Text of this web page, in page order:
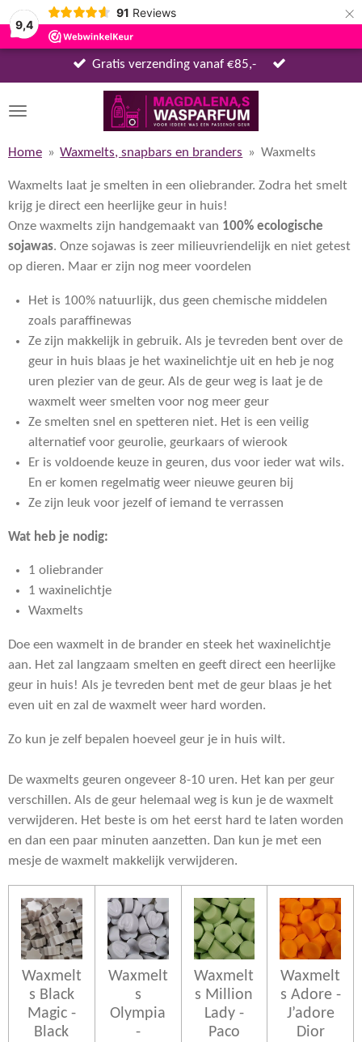
9,4
91 Reviews ×
Gratis verzending vanaf €85,-
Home » Waxmelts, snapbars en branders » Waxmelts
Waxmelts laat je smelten in een oliebrander. Zodra het smelt
krijg je direct een heerlijke geur in huis!
Onze waxmelts zijn handgemaakt van 100% ecologische
sojawas. Onze sojawas is zeer milieuvriendelijk en niet getest
op dieren. Maar er zijn nog meer voordelen
Het is 100% natuurlijk, dus geen chemische middelen
zoals paraffinewas
Ze zijn makkelijk in gebruik. Als je tevreden bent over de
geur in huis blaas je het waxinelichtje uit en heb je nog
uren plezier van de geur. Als de geur weg is laat je de
waxmelt weer smelten voor nog meer geur
Ze smelten snel en spetteren niet. Het is een veilig
alternatief voor geurolie, geurkaars of wierook
Er is voldoende keuze in geuren, dus voor ieder wat wils.
En er komen regelmatig weer nieuwe geuren bij
Ze zijn leuk voor jezelf of iemand te verrassen
Wat heb je nodig:
1 oliebrander
1 waxinelichtje
Waxmelts
Doe een waxmelt in de brander en steek het waxinelichtje
aan. Het zal langzaam smelten en geeft direct een heerlijke
geur in huis! Als je tevreden bent met de geur blaas je het
even uit en zal de waxmelt weer hard worden.
Zo kun je zelf bepalen hoeveel geur je in huis wilt.
De waxmelts geuren ongeveer 8-10 uren. Het kan per geur
verschillen. Als de geur helemaal weg is kun je de waxmelt
verwijderen. Het beste is om het eerst hard te laten worden
en dan een paar minuten aanzetten. Dan kun je met een
mesje de waxmelt makkelijk verwijderen.
Waxmelt
s Black
Magic -
Black
Waxmelt
s
Olympia
-
Waxmelt
s Million
Lady -
Paco
Waxmelt
s Adore -
J’adore
Dior